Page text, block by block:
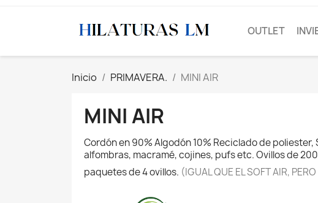
OUTLET
Inicio PRIMAVERA. MINI AIR
MINI AIR
Cordón en 90% Algodón 10% Reciclado de
alfombras, macramé, cojines, pufs etc. Ovillos de
paquetes de 4 ovillos. (IGUAL QUE EL SOFT AIR,